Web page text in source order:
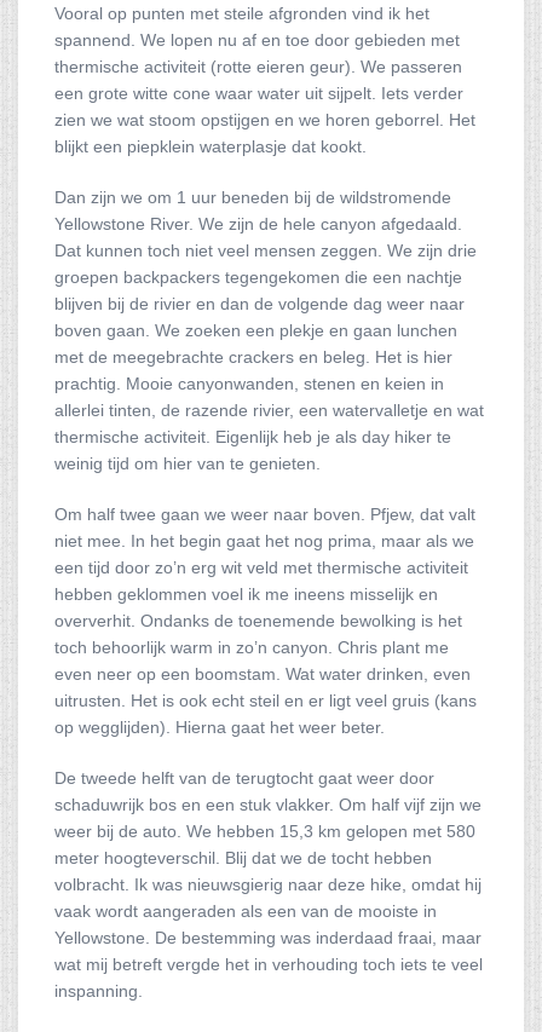
Vooral op punten met steile afgronden vind ik het
spannend. We lopen nu af en toe door gebieden met
thermische activiteit (rotte eieren geur). We passeren
een grote witte cone waar water uit sijpelt. Iets verder
zien we wat stoom opstijgen en we horen geborrel. Het
blijkt een piepklein waterplasje dat kookt.
Dan zijn we om 1 uur beneden bij de wildstromende
Yellowstone River. We zijn de hele canyon afgedaald.
Dat kunnen toch niet veel mensen zeggen. We zijn drie
groepen backpackers tegengekomen die een nachtje
blijven bij de rivier en dan de volgende dag weer naar
boven gaan. We zoeken een plekje en gaan lunchen
met de meegebrachte crackers en beleg. Het is hier
prachtig. Mooie canyonwanden, stenen en keien in
allerlei tinten, de razende rivier, een watervalletje en wat
thermische activiteit. Eigenlijk heb je als day hiker te
weinig tijd om hier van te genieten.
Om half twee gaan we weer naar boven. Pfjew, dat valt
niet mee. In het begin gaat het nog prima, maar als we
een tijd door zo’n erg wit veld met thermische activiteit
hebben geklommen voel ik me ineens misselijk en
oververhit. Ondanks de toenemende bewolking is het
toch behoorlijk warm in zo’n canyon. Chris plant me
even neer op een boomstam. Wat water drinken, even
uitrusten. Het is ook echt steil en er ligt veel gruis (kans
op wegglijden). Hierna gaat het weer beter.
De tweede helft van de terugtocht gaat weer door
schaduwrijk bos en een stuk vlakker. Om half vijf zijn we
weer bij de auto. We hebben 15,3 km gelopen met 580
meter hoogteverschil. Blij dat we de tocht hebben
volbracht. Ik was nieuwsgierig naar deze hike, omdat hij
vaak wordt aangeraden als een van de mooiste in
Yellowstone. De bestemming was inderdaad fraai, maar
wat mij betreft vergde het in verhouding toch iets te veel
inspanning.